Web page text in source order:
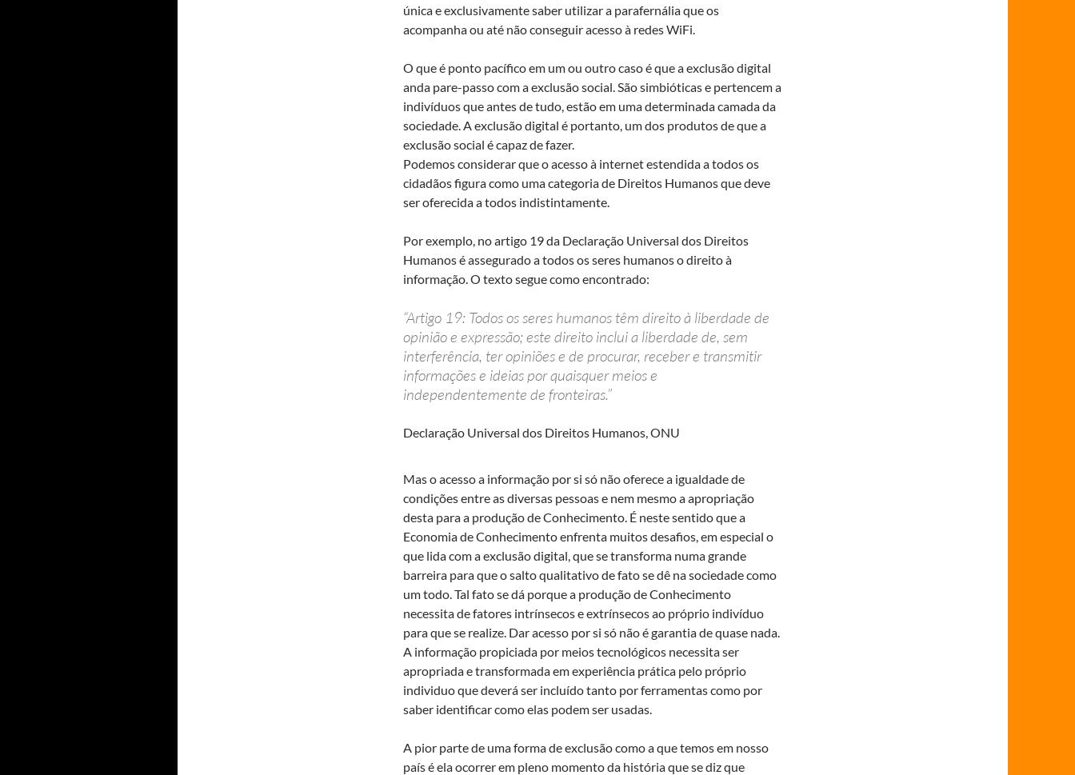
única e exclusivamente saber utilizar a parafernália que os
acompanha ou até não conseguir acesso à redes WiFi.
O que é ponto pacífico em um ou outro caso é que a exclusão digital
anda pare-passo com a exclusão social. São simbióticas e pertencem a
indivíduos que antes de tudo, estão em uma determinada camada da
sociedade. A exclusão digital é portanto, um dos produtos de que a
exclusão social é capaz de fazer.
Podemos considerar que o acesso à internet estendida a todos os
cidadãos figura como uma categoria de Direitos Humanos que deve
ser oferecida a todos indistintamente.
Por exemplo, no artigo 19 da Declaração Universal dos Direitos
Humanos é assegurado a todos os seres humanos o direito à
informação. O texto segue como encontrado:
“Artigo 19: Todos os seres humanos têm direito à liberdade de
opinião e expressão; este direito inclui a liberdade de, sem
interferência, ter opiniões e de procurar, receber e transmitir
informações e ideias por quaisquer meios e
independentemente de fronteiras.”
Declaração Universal dos Direitos Humanos, ONU
Mas o acesso a informação por si só não oferece a igualdade de
condições entre as diversas pessoas e nem mesmo a apropriação
desta para a produção de Conhecimento. É neste sentido que a
Economia de Conhecimento enfrenta muitos desafios, em especial o
que lida com a exclusão digital, que se transforma numa grande
barreira para que o salto qualitativo de fato se dê na sociedade como
um todo. Tal fato se dá porque a produção de Conhecimento
necessita de fatores intrínsecos e extrínsecos ao próprio indivíduo
para que se realize. Dar acesso por si só não é garantia de quase nada.
A informação propiciada por meios tecnológicos necessita ser
apropriada e transformada em experiência prática pelo próprio
individuo que deverá ser incluído tanto por ferramentas como por
saber identificar como elas podem ser usadas.
A pior parte de uma forma de exclusão como a que temos em nosso
país é ela ocorrer em pleno momento da história que se diz que